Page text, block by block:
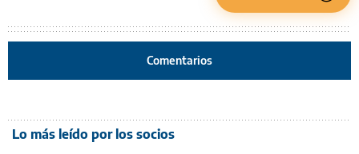
Comentarios
Lo más leído por los socios